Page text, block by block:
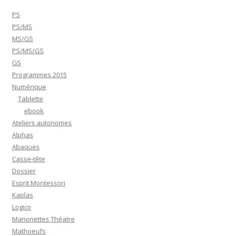
PS
PS/MS
MS/GS
PS/MS/GS
GS
Programmes 2015
Numérique
Tablette
ebook
Ateliers autonomes
Alphas
Abaques
Casse-tête
Dossier
Esprit Montessori
Kaplas
Logico
Marionettes Théatre
Mathoeufs